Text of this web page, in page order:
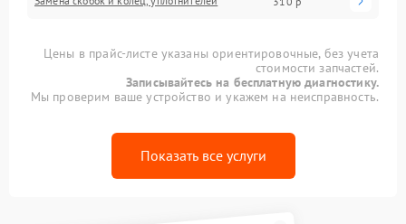
Цены в прайс-листе указаны ориентировочные, без учета
стоимости запчастей.
Записывайтесь на бесплатную диагностику.
Мы проверим ваше устройство и укажем на неисправность.
Показать все услуги